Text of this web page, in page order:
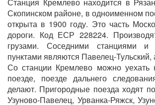
Скопинском районе, в одноименном
открыта в 1900 году. Это часть
дороги. Код ЕСР 228224.
грузами. Соседними станциями и
пунктами являются Павелец-
Со станции Кремлево можно уехать
поезде, поезде дальнего
делают. Пригородные поезда ходят
Узуново-Павелец, Урванка-Ряжск,